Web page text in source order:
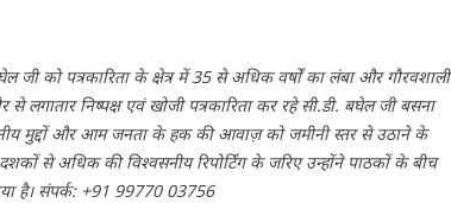
जी को पत्रकारिता के क्षेत्र में 35 से अधिक वर्षों का लंबा और गौरवशाली
लगातार निष्पक्ष एवं खोजी पत्रकारिता कर रहे सी.डी. बघेल जी बसना
मुद्दों और आम जनता के हक की आवाज़ को जमीनी स्तर से उठाने के
से अधिक की विश्वसनीय रिपोर्टिंग के जरिए उन्होंने पाठकों के बीच
है। संपर्क: +91 99770 03756